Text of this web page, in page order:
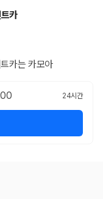
카
카는 카모아
24시간